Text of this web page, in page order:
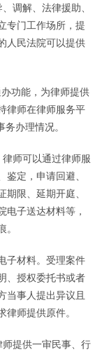
调解、法律援助、
专门工作场所，提
人民法院可以提供
功能，为律师提供
律师在律师服务平
办理情况。
师可以通过律师服
定，申请回避、
限、延期开庭、
电子送达材料等，
材料。受理案件
、授权委托书或者
当事人提出异议且
师提供原件。
提供一审民事、行